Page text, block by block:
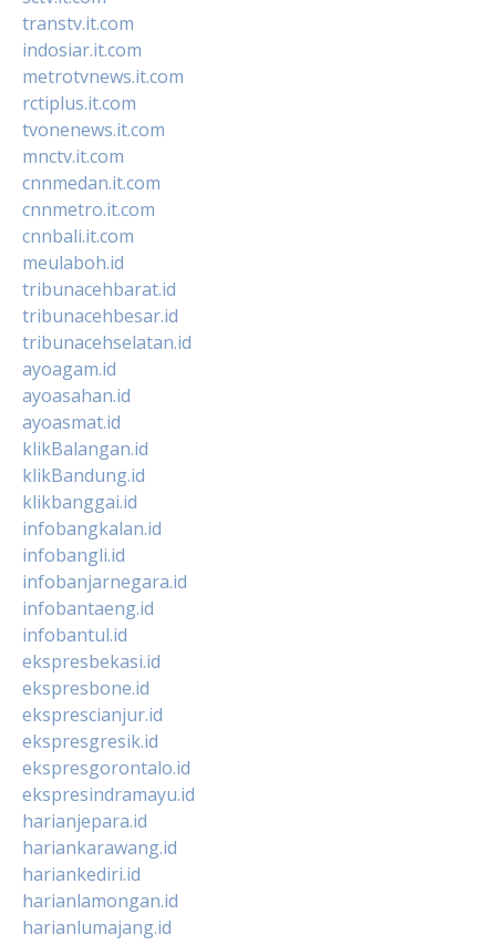
transtv.it.com
indosiar.it.com
metrotvnews.it.com
rctiplus.it.com
tvonenews.it.com
mnctv.it.com
cnnmedan.it.com
cnnmetro.it.com
cnnbali.it.com
meulaboh.id
tribunacehbarat.id
tribunacehbesar.id
tribunacehselatan.id
ayoagam.id
ayoasahan.id
ayoasmat.id
klikBalangan.id
klikBandung.id
klikbanggai.id
infobangkalan.id
infobangli.id
infobanjarnegara.id
infobantaeng.id
infobantul.id
ekspresbekasi.id
ekspresbone.id
eksprescianjur.id
ekspresgresik.id
ekspresgorontalo.id
ekspresindramayu.id
harianjepara.id
hariankarawang.id
hariankediri.id
harianlamongan.id
harianlumajang.id